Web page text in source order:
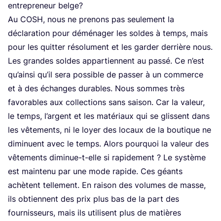
entre­pre­neur belge?
Au COSH, nous ne pre­nons pas seule­ment la
décla­ra­tion pour démé­na­ger les soldes à temps, mais
pour les quit­ter réso­lu­ment et les gar­der der­rière nous.
Les grandes soldes appar­tiennent au pas­sé. Ce n’est
qu’ain­si qu’il sera pos­sible de pas­ser à un com­merce
et à des échanges durables. Nous sommes très
favo­rables aux col­lec­tions sans sai­son. Car la valeur,
le temps, l’argent et les maté­riaux qui se glissent dans
les vête­ments, ni le loyer des locaux de la bou­tique ne
dimi­nuent avec le temps. Alors pour­quoi la valeur des
vête­ments dimi­nue-t-elle si rapi­de­ment ? Le sys­tème
est main­te­nu par une mode rapide. Ces géants
achètent tel­le­ment. En rai­son des volumes de masse,
ils obtiennent des prix plus bas de la part des
four­nis­seurs, mais ils uti­lisent plus de matières